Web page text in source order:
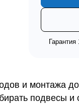
Гарантия
и монтажа
подвесы и